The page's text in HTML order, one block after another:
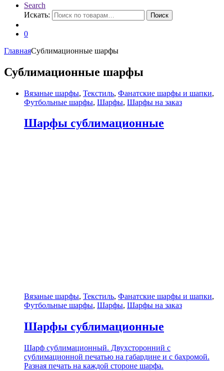
Search
Искать:
Поиск
0
ГлавнаяСублимационные шарфы
Сублимационные шарфы
Вязаные шарфы, Текстиль, Фанатские шарфы и шапки,
Футбольные шарфы, Шарфы, Шарфы на заказ
Шарфы сублимационные
Вязаные шарфы, Текстиль, Фанатские шарфы и шапки,
Футбольные шарфы, Шарфы, Шарфы на заказ
Шарфы сублимационные
Шарф сублимационный. Двухсторонний с
сублимационной печатью на габардине и с бахромой.
Разная печать на каждой стороне шарфа.